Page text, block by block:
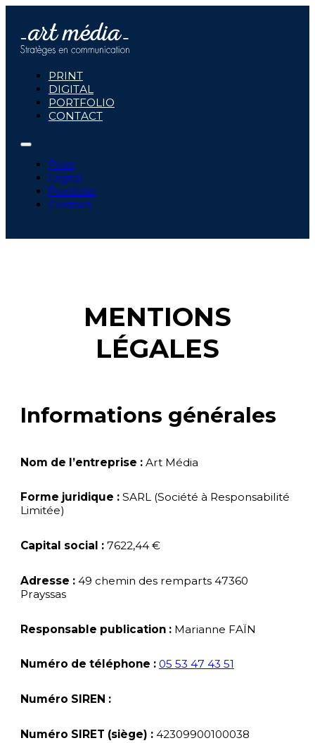
PRINT
DIGITAL
PORTFOLIO
CONTACT
Print
Digital
Portfolio
Contact
MENTIONS
LÉGALES
Informations générales
Nom de l’entreprise :Art Média
Forme juridique :SARL (Société à Responsabilité
Limitée)
Capital social :7622,44 €
Adresse :49 chemin des remparts 47360
Prayssas
Responsable publication :Marianne FAÏN
Numéro de téléphone : 05 53 47 43 51
Numéro SIREN :
Numéro SIRET (siège) :42309900100038